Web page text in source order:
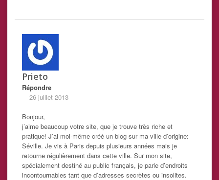
Prieto
Répondre
26 juillet 2013
Bonjour,
j’aime beaucoup votre site, que je trouve très riche et
pratique! J’ai moi-même créé un blog sur ma ville d’origine:
Séville. Je vis à Paris depuis plusieurs années mais je
retourne régulièrement dans cette ville. Sur mon site,
spécialement destiné au public français, je parle d’endroits
incontournables tant que d’adresses secrètes ou insolites.